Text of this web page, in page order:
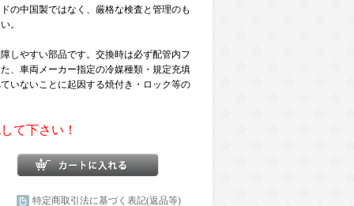
の中国製ではなく、厳格な検査と管理のも
。
しやすい部品です。交換時は必ず配管内フ
、車両メーカー指定の冷媒種類・規定充填
いないことに起因する焼付き・ロック等の
て下さい！
特定商取引法に基づく表記(返品等)